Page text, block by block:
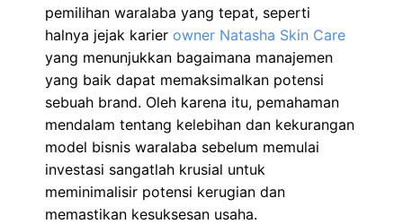
pemilihan waralaba yang tepat, seperti
halnya jejak karier owner Natasha Skin Care
yang menunjukkan bagaimana manajemen
yang baik dapat memaksimalkan potensi
sebuah brand. Oleh karena itu, pemahaman
mendalam tentang kelebihan dan kekurangan
model bisnis waralaba sebelum memulai
investasi sangatlah krusial untuk
meminimalisir potensi kerugian dan
memastikan kesuksesan usaha.